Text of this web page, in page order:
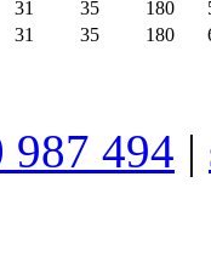
31 35 180
31 35 180
987 494 |